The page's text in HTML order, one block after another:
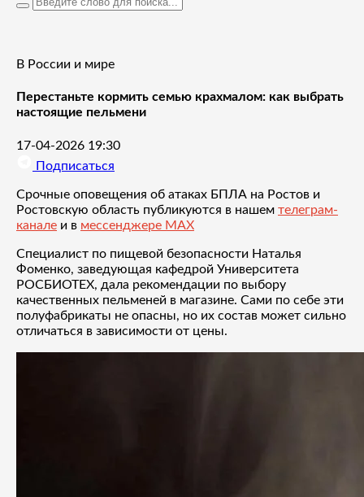
В России и мире
Перестаньте кормить семью крахмалом: как выбрать
настоящие пельмени
17-04-2026 19:30
Подписаться
Срочные оповещения об атаках БПЛА на Ростов и
Ростовскую область публикуются в нашем телеграм-
канале и в мессенджере MAX
Специалист по пищевой безопасности Наталья
Фоменко, заведующая кафедрой Университета
РОСБИОТЕХ, дала рекомендации по выбору
качественных пельменей в магазине. Сами по себе эти
полуфабрикаты не опасны, но их состав может сильно
отличаться в зависимости от цены.